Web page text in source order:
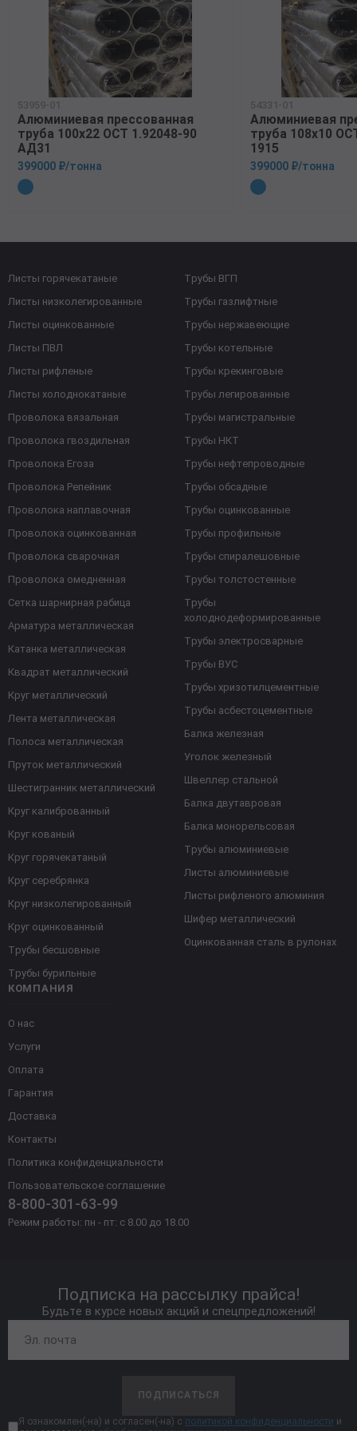
53959-01
Алюминиевая прессованная
труба 100х22 ОСТ 1.92048-90
АД31
399000 ₽/тонна
54331-01
Алюминиевая
труба 108х10
1915
399000 ₽/тонна
КОМПАНИЯ
О нас
Услуги
Оплата
Гарантия
Доставка
Контакты
Политика конфиденциальности
Пользовательское соглашение
8-800-301-63-99
Режим работы: пн - пт: с 8.00 до 18.00
Листы горячекатаные
Листы низколегированные
Листы оцинкованные
Листы ПВЛ
Листы рифленые
Листы холоднокатаные
Проволока вязальная
Проволока гвоздильная
Проволока Егоза
Проволока Репейник
Проволока наплавочная
Проволока оцинкованная
Проволока сварочная
Проволока омедненная
Сетка шарнирная рабица
Арматура металлическая
Катанка металлическая
Квадрат металлический
Круг металлический
Лента металлическая
Полоса металлическая
Пруток металлический
Шестигранник металлический
Круг калиброванный
Круг кованый
Круг горячекатаный
Круг серебрянка
Круг низколегированный
Круг оцинкованный
Трубы бесшовные
Трубы бурильные
Трубы ВГП
Трубы газлифтные
Трубы нержавеющие
Трубы котельные
Трубы крекинговые
Трубы легированные
Трубы магистральные
Трубы НКТ
Трубы нефтепроводные
Трубы обсадные
Трубы оцинкованные
Трубы профильные
Трубы спиралешовные
Трубы толстостенные
Трубы
холоднодеформированные
Трубы электросварные
Трубы ВУС
Трубы хризотилцементные
Трубы асбестоцементные
Балка железная
Уголок железный
Швеллер стальной
Балка двутавровая
Балка монорельсовая
Трубы алюминиевые
Листы алюминиевые
Листы рифленого алюминия
Шифер металлический
Оцинкованная сталь в рулонах
Подписка на рассылку прайса!
Будьте в курсе новых акций и спецпредложений!
ПОДПИСАТЬСЯ
Я ознакомлен(-на) и согласен(-на) с политикой конфиденциальности и